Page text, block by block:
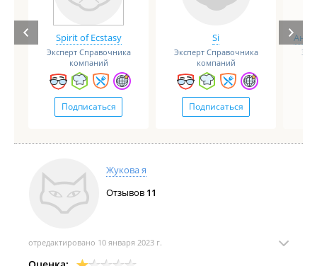
Spirit of Ecstasy
Эксперт Справочника
компаний
Подписаться
Si
Эксперт Справочника
компаний
Подписаться
Жукова я
Отзывов 11
отредактировано 10 января 2023 г.